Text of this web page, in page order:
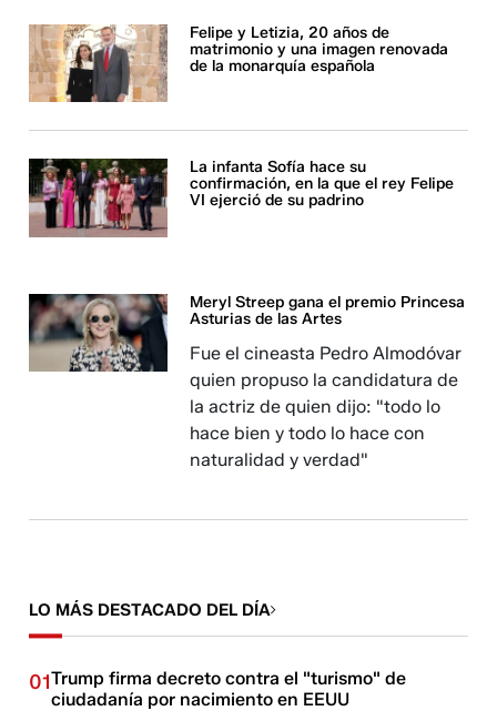
Felipe y Letizia, 20 años de
matrimonio y una imagen renovada
de la monarquía española
La infanta Sofía hace su
confirmación, en la que el rey Felipe
VI ejerció de su padrino
Meryl Streep gana el premio Princesa
Asturias de las Artes
Fue el cineasta Pedro Almodóvar
quien propuso la candidatura de
la actriz de quien dijo: "todo lo
hace bien y todo lo hace con
naturalidad y verdad"
LO MÁS DESTACADO DEL DÍA
01Trump firma decreto contra el "turismo" de
ciudadanía por nacimiento en EEUU